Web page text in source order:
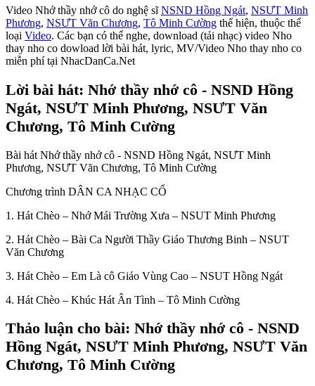
Video Nhớ thầy nhớ cô do nghệ sĩNSND Hồng Ngát, NSƯT Minh
Phương, NSƯT Văn Chương, Tô Minh Cường thể hiện, thuộc thể
loại Video. Các bạn có thể nghe, download (tải nhạc) video Nho
thay nho co dowload lời bài hát, lyric, MV/Video Nho thay nho co
miễn phí tại NhacDanCa.Net
Lời bài hát: Nhớ thầy nhớ cô - NSND Hồng
Ngát, NSƯT Minh Phương, NSƯT Văn
Chương, Tô Minh Cường
Bài hát Nhớ thầy nhớ cô - NSND Hồng Ngát, NSƯT Minh
Phương, NSƯT Văn Chương, Tô Minh Cường
Chương trình DÂN CA NHẠC CỔ
1. Hát Chèo – Nhớ Mái Trường Xưa – NSUT Minh Phương
2. Hát Chèo – Bài Ca Người Thầy Giáo Thương Binh – NSUT
Văn Chương
3. Hát Chèo – Em Là cô Giáo Vùng Cao – NSUT Hồng Ngát
4. Hát Chèo – Khúc Hát Ân Tình – Tô Minh Cường
Thảo luận cho bài: Nhớ thầy nhớ cô - NSND
Hồng Ngát, NSƯT Minh Phương, NSƯT Văn
Chương, Tô Minh Cường